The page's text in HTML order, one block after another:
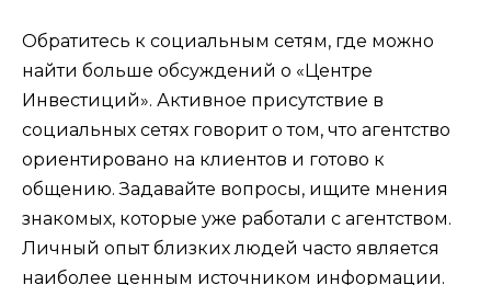
Обратитесь к социальным сетям, где можно
найти больше обсуждений о «Центре
Инвестиций». Активное присутствие в
социальных сетях говорит о том, что агентство
ориентировано на клиентов и готово к
общению. Задавайте вопросы, ищите мнения
знакомых, которые уже работали с агентством.
Личный опыт близких людей часто является
наиболее ценным источником информации.